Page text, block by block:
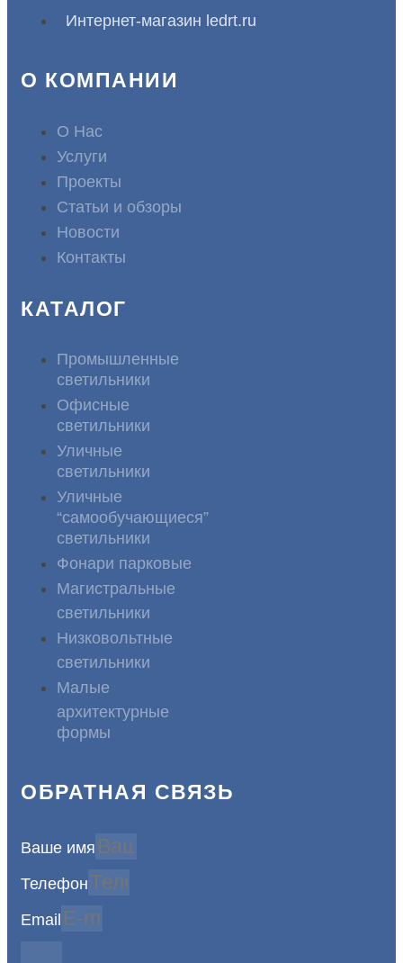
Интернет-магазин ledrt.ru
О КОМПАНИИ
О Нас
Услуги
Проекты
Статьи и обзоры
Новости
Контакты
КАТАЛОГ
Промышленные
светильники
Офисные
светильники
Уличные
светильники
Уличные
“самообучающиеся”
светильники
Фонари парковые
Магистральные
светильники
Низковольтные
светильники
Малые
архитектурные
формы
ОБРАТНАЯ СВЯЗЬ
Ваше имя
Телефон
Email